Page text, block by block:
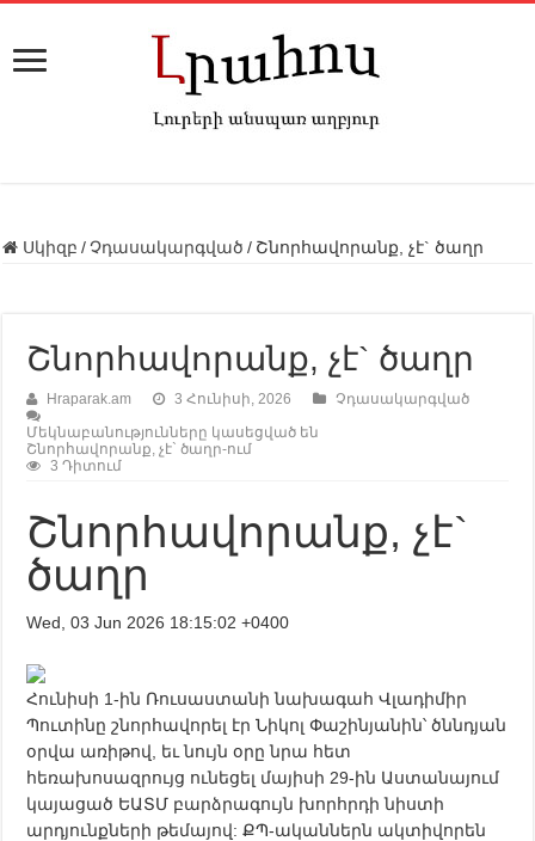
Սկիզբ / Չդասակարգված / Շնորհավորանք, չէ` ծաղր
Շնորհավորանք, չէ` ծաղր
Hraparak.am 3 Հունիսի, 2026
Չդասակարգված
Մեկնաբանությունները կասեցված են
Շնորհավորանք, չէ` ծաղր-ում
3 Դիտում
Շնորհավորանք, չէ`
ծաղր
Wed, 03 Jun 2026 18:15:02 +0400
Հունիսի 1-ին Ռուսաստանի նախագահ Վլադիմիր
Պուտինը շնորհավորել էր Նիկոլ Փաշինյանին՝ ծննդյան
օրվա առիթով, եւ նույն օրը նրա հետ
հեռախոսազրույց ունեցել մայիսի 29-ին Աստանայում
կայացած ԵԱՏՄ բարձրագույն խորհրդի նիստի
արդյունքների թեմայով: ՔՊ-ականներն ակտիվորեն